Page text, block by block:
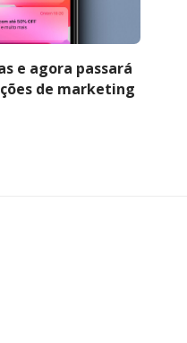
e agora passará
de marketing